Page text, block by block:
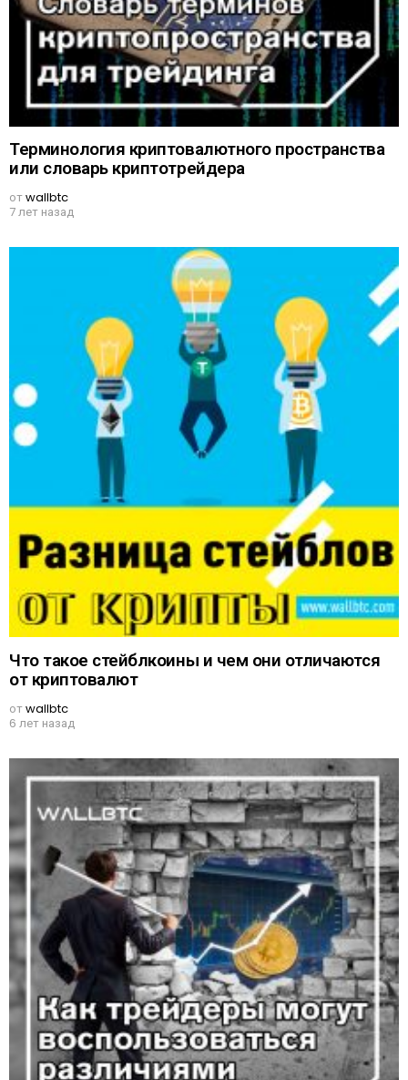
Терминология криптовалютного пространства
или словарь криптотрейдера
отwallbtc
7 лет назад
Что такое стейблкоины и чем они отличаются
от криптовалют
отwallbtc
6 лет назад